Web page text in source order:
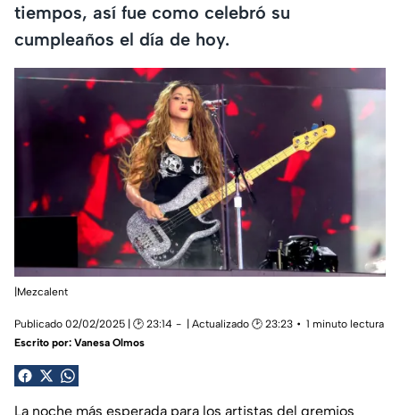
tiempos, así fue como celebró su
cumpleaños el día de hoy.
|Mezcalent
Publicado 02/02/2025 | 🕑 23:14 | Actualizado 🕑 23:23
1 minuto lectura
Escrito por: Vanesa Olmos
La noche más esperada para los artistas del gremios